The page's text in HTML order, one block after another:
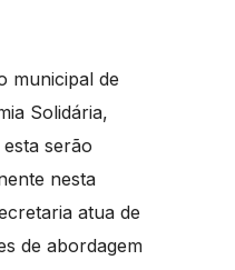
municipal de
Solidária,
serão
nesta
atua de
de abordagem